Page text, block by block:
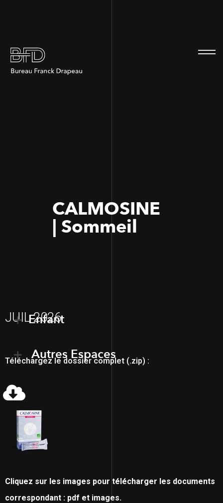
CALMOSINE
| Sommeil
JUIL 2026
Enfant
Autres Espaces
Téléchargez le dossier complet (.zip) :
Cliquez sur les images pour télécharger les documents
correspondant : pdf et images.